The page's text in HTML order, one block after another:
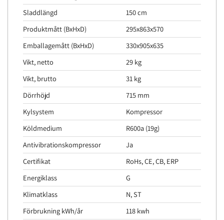
Sladdlängd
150 cm
Produktmått (BxHxD)
295x863x570
Emballagemått (BxHxD)
330x905x635
Vikt, netto
29 kg
Vikt, brutto
31 kg
Dörrhöjd
715 mm
Kylsystem
Kompressor
Köldmedium
R600a (19g)
Antivibrationskompressor
Ja
Certifikat
RoHs, CE, CB, ERP
Energiklass
G
Klimatklass
N, ST
Förbrukning kWh/år
118 kwh